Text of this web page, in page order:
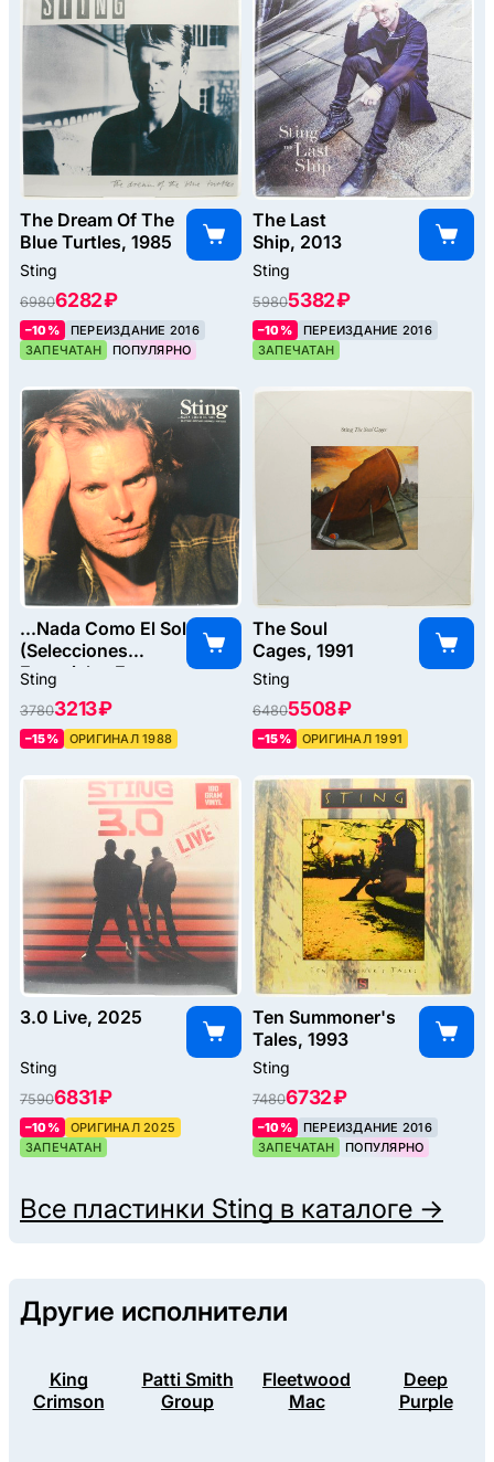
The Dream Of The
Blue Turtles, 1985
Sting
69806282 ₽
–10%
ПЕРЕИЗДАНИЕ 2016
ЗАПЕЧАТАН
ПОПУЛЯРНО
The Last
Ship, 2013
Sting
59805382 ₽
–10%
ПЕРЕИЗДАНИЕ 2016
ЗАПЕЧАТАН
...Nada Como El Sol
(Selecciones
Especiales En
Espanol Y
Portugues), 1988
Sting
37803213 ₽
–15% ОРИГИНАЛ 1988
The Soul
Cages, 1991
Sting
64805508 ₽
–15% ОРИГИНАЛ 1991
3.0 Live, 2025
Sting
75906831 ₽
–10%
ОРИГИНАЛ 2025
ЗАПЕЧАТАН
Ten Summoner's
Tales, 1993
Sting
74806732 ₽
–10%
ПЕРЕИЗДАНИЕ 2016
ЗАПЕЧАТАН
ПОПУЛЯРНО
Все пластинки Sting в каталоге →
Другие исполнители
King
Crimson
Patti Smith
Group
Fleetwood
Mac
Deep
Purple